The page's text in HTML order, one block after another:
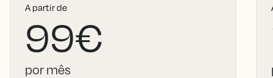
A partir de
99€
por mês